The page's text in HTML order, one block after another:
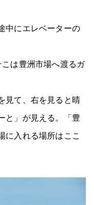
中にエレベーターの
は豊洲市場へ渡るガ
見て、右を見ると晴
と」が見える。「豊
に入れる場所はここ